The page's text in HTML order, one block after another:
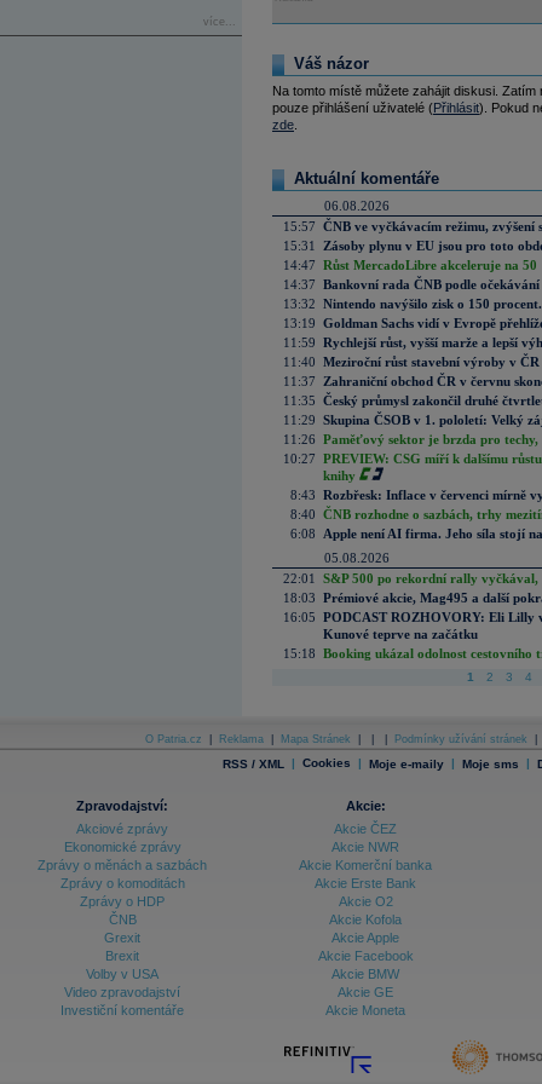
více...
Váš názor
Na tomto místě můžete zahájit diskusi.
pouze přihlášení uživatelé (Přihlásit). Pokud
zde
Aktuální komentáře
06.08.2026
15:57 ČNB ve vyčkávacím režimu, zvýšení
15:31
Zásoby plynu v EU jsou pro toto
14:47 Růst MercadoLibre akceleruje na
14:37 Bankovní rada ČNB podle
13:32 Nintendo navýšilo zisk o 150
13:19 Goldman Sachs vidí v Evropě
11:59 Rychlejší růst, vyšší marže a lepší
11:40 Meziroční růst stavební výroby v
11:37
Zahraniční obchod ČR v červnu
11:35 Český průmysl zakončil druhé
11:29 Skupina ČSOB v 1. pololetí: Velký
11:26 Paměťový sektor je brzda pro techy,
10:27 PREVIEW: CSG míří k dalšímu
knihy
8:43 Rozbřesk: Inflace v červenci mírně
8:40 ČNB rozhodne o sazbách, trhy
6:08
Apple není AI firma. Jeho síla stojí
05.08.2026
22:01
S&P 500 po rekordní rally vyčkával,
18:03 Prémiové akcie, Mag495 a další
16:05 PODCAST ROZHOVORY: Eli Lilly
Kunové teprve na začátku
15:18 Booking ukázal odolnost cestovního
1 2 3 4
O Patria.cz Reklama Mapa Stránek Podmínky užívání stránek
RSS / XML | Cookies | Moje e-maily | Moje sms |
Zpravodajství:
Akciové zprávy
Ekonomické zprávy
Zprávy o měnách a sazbách
Zprávy o komoditách
Zprávy o HDP
ČNB
Grexit
Brexit
Volby v USA
Video zpravodajství
Investiční komentáře
Akcie:
Akcie ČEZ
Akcie NWR
Akcie Komerční banka
Akcie Erste Bank
Akcie O2
Akcie Kofola
Akcie Apple
Akcie Facebook
Akcie BMW
Akcie GE
Akcie Moneta